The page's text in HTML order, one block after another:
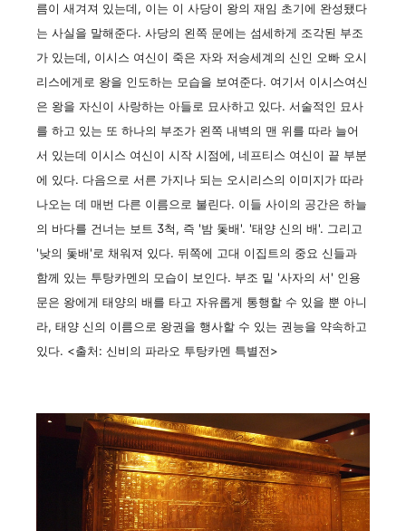
름이 새겨져 있는데, 이는 이 사당이 왕의 재임 초기에 완성됐다
는 사실을 말해준다. 사당의 왼쪽 문에는 섬세하게 조각된 부조
가 있는데, 이시스 여신이 죽은 자와 저승세계의 신인 오빠 오시
리스에게로 왕을 인도하는 모습을 보여준다. 여기서 이시스여신
은 왕을 자신이 사랑하는 아들로 묘사하고 있다. 서술적인 묘사
를 하고 있는 또 하나의 부조가 왼쪽 내벽의 맨 위를 따라 늘어
서 있는데 이시스 여신이 시작 시점에, 네프티스 여신이 끝 부분
에 있다. 다음으로 서른 가지나 되는 오시리스의 이미지가 따라
나오는 데 매번 다른 이름으로 불린다. 이들 사이의 공간은 하늘
의 바다를 건너는 보트 3척, 즉 '밤 돛배'. '태양 신의 배'. 그리고
'낮의 돛배'로 채워져 있다. 뒤쪽에 고대 이집트의 중요 신들과
함께 있는 투탕카멘의 모습이 보인다. 부조 밑 '사자의 서' 인용
문은 왕에게 태양의 배를 타고 자유롭게 통행할 수 있을 뿐 아니
라, 태양 신의 이름으로 왕권을 행사할 수 있는 권능을 약속하고
있다. <출처: 신비의 파라오 투탕카멘 특별전>